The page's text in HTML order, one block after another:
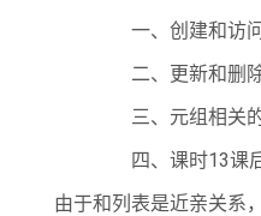
一、创建和访问
二、更新和删除
三、元组相关的
四、课时13课后
由于和列表是近亲关系